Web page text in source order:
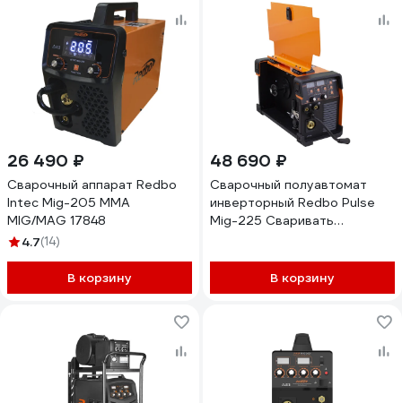
26 490 ₽
Сварочный аппарат Redbo
Intec Mig-205 MMA
MIG/MAG 17848
4.7(14)
В корзину
48 690 ₽
Сварочный полуавтомат
инверторный Redbo Pulse
Mig-225 Сваривать
В корзину